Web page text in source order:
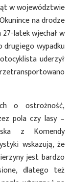
w województwie
na drodze
latek wjechał w
drugiego wypadku
uderzył
o ostrożność,
pola czy lasy –
z Komendy
wskazują, że
jest bardzo
dlatego też